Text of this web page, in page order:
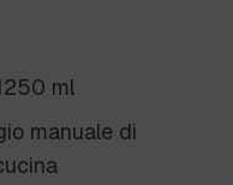
ml
manuale di